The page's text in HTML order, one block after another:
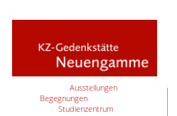
Ausstellungen
Begegnungen
Studienzentrum